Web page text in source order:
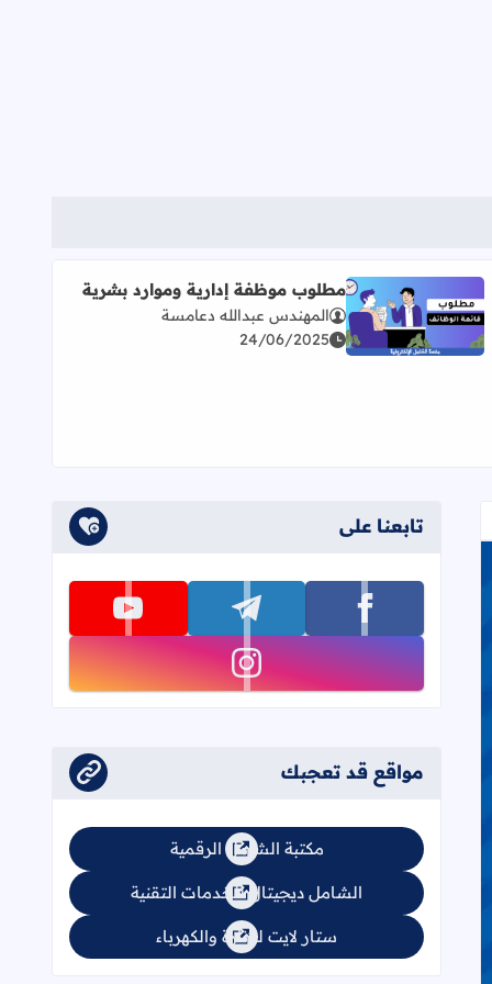
اقرأ المزيد عن مطلوب موظفة إدارية وموارد بشرية
مطلوب موظفة إدارية وموارد بشرية
المهندس عبدالله دعامسة
24/06/2025
تابعنا على
تابعنا على facebook تابعنا على telegram تابعنا على youtube
تابعنا على instagram
مواقع قد تعجبك
مكتبة الشامل الرقمية
الشامل ديجيتال للخدمات التقنية
ستار لايت للإنارة والكهرباء